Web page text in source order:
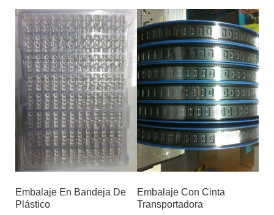
Embalaje En Bandeja De
Plástico
Embalaje Con Cinta
Transportadora